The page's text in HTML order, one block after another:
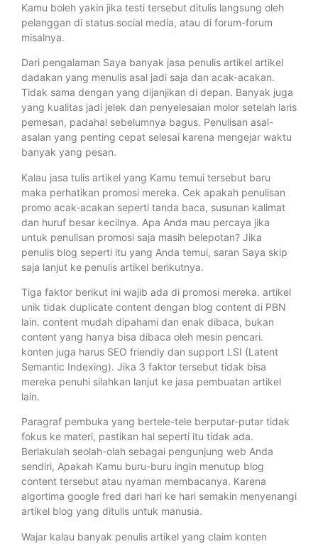
Kamu boleh yakin jika testi tersebut ditulis langsung oleh
pelanggan di status social media, atau di forum-forum
misalnya.
Dari pengalaman Saya banyak jasa penulis artikel artikel
dadakan yang menulis asal jadi saja dan acak-acakan.
Tidak sama dengan yang dijanjikan di depan. Banyak juga
yang kualitas jadi jelek dan penyelesaian molor setelah laris
pemesan, padahal sebelumnya bagus. Penulisan asal-
asalan yang penting cepat selesai karena mengejar waktu
banyak yang pesan.
Kalau jasa tulis artikel yang Kamu temui tersebut baru
maka perhatikan promosi mereka. Cek apakah penulisan
promo acak-acakan seperti tanda baca, susunan kalimat
dan huruf besar kecilnya. Apa Anda mau percaya jika
untuk penulisan promosi saja masih belepotan? Jika
penulis blog seperti itu yang Anda temui, saran Saya skip
saja lanjut ke penulis artikel berikutnya.
Tiga faktor berikut ini wajib ada di promosi mereka. artikel
unik tidak duplicate content dengan blog content di PBN
lain. content mudah dipahami dan enak dibaca, bukan
content yang hanya bisa dibaca oleh mesin pencari.
konten juga harus SEO friendly dan support LSI (Latent
Semantic Indexing). Jika 3 faktor tersebut tidak bisa
mereka penuhi silahkan lanjut ke jasa pembuatan artikel
lain.
Paragraf pembuka yang bertele-tele berputar-putar tidak
fokus ke materi, pastikan hal seperti itu tidak ada.
Berlakulah seolah-olah sebagai pengunjung web Anda
sendiri, Apakah Kamu buru-buru ingin menutup blog
content tersebut atau nyaman membacanya. Karena
algortima google fred dari hari ke hari semakin menyenangi
artikel blog yang ditulis untuk manusia.
Wajar kalau banyak penulis artikel yang claim konten